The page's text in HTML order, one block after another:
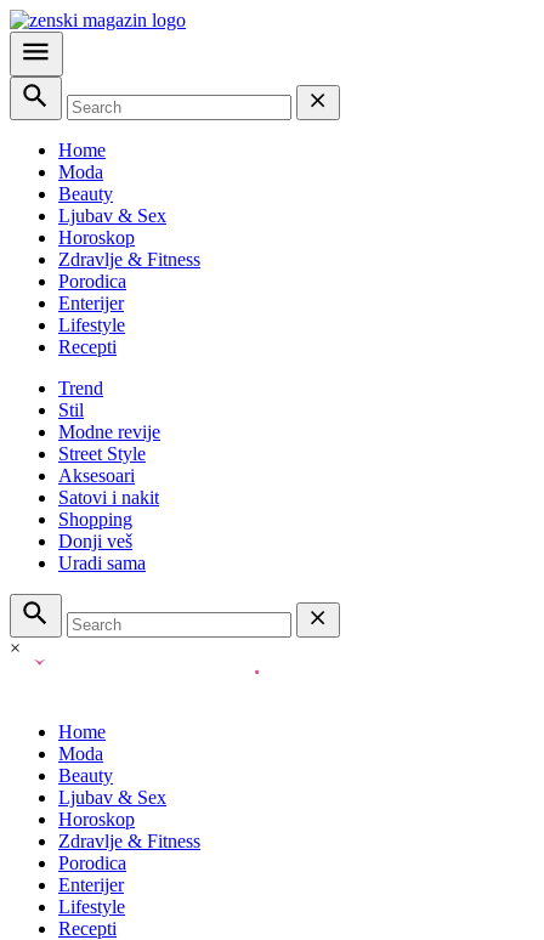
Home
Moda
Beauty
Ljubav & Sex
Horoskop
Zdravlje & Fitness
Porodica
Enterijer
Lifestyle
Recepti
Trend
Stil
Modne revije
Street Style
Aksesoari
Satovi i nakit
Shopping
Donji veš
Uradi sama
×
Home
Moda
Beauty
Ljubav & Sex
Horoskop
Zdravlje & Fitness
Porodica
Enterijer
Lifestyle
Recepti